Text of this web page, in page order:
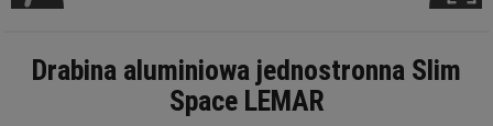
Drabina aluminiowa jednostronna Slim
Space LEMAR